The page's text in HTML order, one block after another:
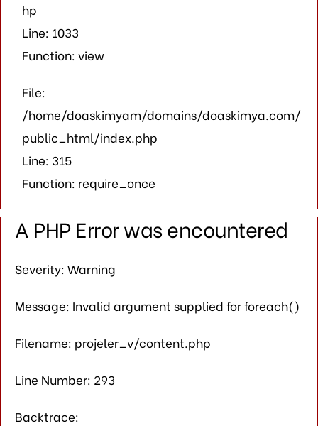
hp
Line: 1033
Function: view
File:
/home/doaskimyam/domains/doaskimya.com/
public_html/index.php
Line: 315
Function: require_once
A PHP Error was encountered
Severity: Warning
Message: Invalid argument supplied for foreach()
Filename: projeler_v/content.php
Line Number: 293
Backtrace: